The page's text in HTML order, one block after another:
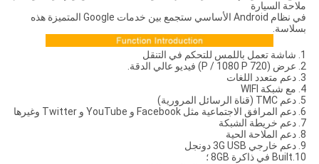
ملاحة السيارة
في نظام Android الأساسي ستجمع بين خدمات Google المتميزة هذه
بسلاسة.
1. شاشة تعمل باللمس للتحكم في التنقل
2. عرض (720 P / 1080 P) فيديو عالي الدقة.
3. دعم متعدد اللغات
4. مع شبكة WIFI
5. دعم TMC (قناة الرسائل المرورية)
6. دعم المرافق الاجتماعية مثل Facebook و YouTube و Twitter وغيرها
7. دعم خريطة الشبكة
8. دعم الملاحة الحية
9. دعم خارجي 3G USB دونجل
10.Built في ذاكرة 8GB ؛